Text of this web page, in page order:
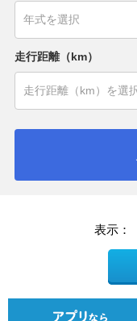
走行距離（km）
表示：